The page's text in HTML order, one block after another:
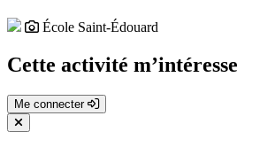
École Saint-Édouard
Cette activité m’intéresse
Me connecter